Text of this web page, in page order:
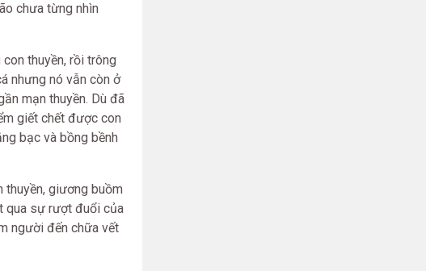
chưa từng nhìn
thuyền, rồi trông
nhưng nó vẫn còn ở
mạn thuyền. Dù đã
giết chết được con
bạc và bồng bềnh
thuyền, giương buồm
qua sự rượt đuổi của
người đến chữa vết